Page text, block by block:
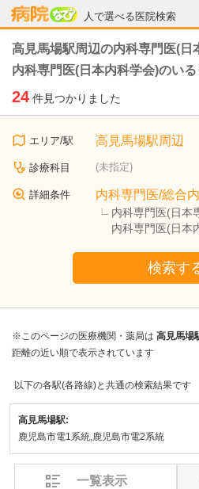
人で選べる医院検索
病院なび
高見馬場駅周辺の内科専門医(日
内科専門医(日本内科学会)のいる
24 件見つかりました
エリア/駅 高見馬場駅周辺
診療科目 (未指定)
詳細条件 内科専門医/総合
内科専門医(日本
内科専門医(日本
検索す
※このページの医療機関・薬局は 高見馬場
距離の近い順で表示されています
以下の各駅(各路線)と共通の検索結果です
高見馬場駅:
鹿児島市電1系統,鹿児島市電2系統
一覧表示